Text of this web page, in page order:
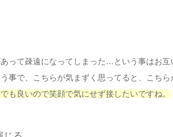
って疎遠になってしまった…という事はお
事で、こちらが気まずく思ってると、こちら
も良いので笑顔で気にせず接したいですね。